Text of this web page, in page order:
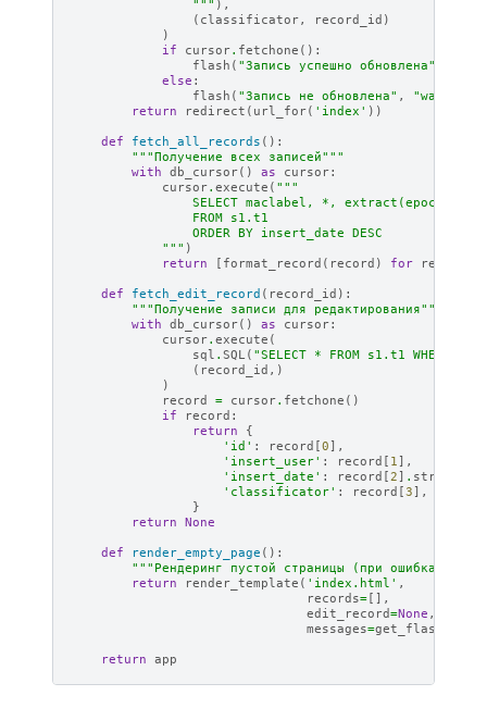
                """
),
( classificator, record_id )
)
if
cursor. fetchone ():
flash ( "Запись успешно обновлена"
else :
flash ( "Запись не обновлена" , "warning"
return
redirect ( url_for( 'index' ))
def
fetch_all_records ():
"""Получение всех записей"""
with db_cursor() as cursor:
cursor. execute ( """
SELECT maclabel, *, extract(epoch
                FROM s1.t1
                ORDER BY insert_date DESC
            """
)
return
[ format_record ( record ) for record
def
fetch_edit_record ( record_id ):
"""Получение записи для редактирования"""
with db_cursor() as cursor:
cursor. execute (
sql . SQL ( "SELECT * FROM s1.t1 WHERE id
( record_id ,)
)
record = cursor. fetchone ()
if
record :
return
{
'id' : record [0 ],
'insert_user' : record [ 1 ],
'insert_date' : record [2 ] . strftime
'classificator' : record [3 ],
}
return None
def
render_empty_page ():
"""Рендеринг пустой страницы (при ошибках)"""
return
render_template ( 'index.html' ,
records=[],
edit_record=None ,
messages=
return app